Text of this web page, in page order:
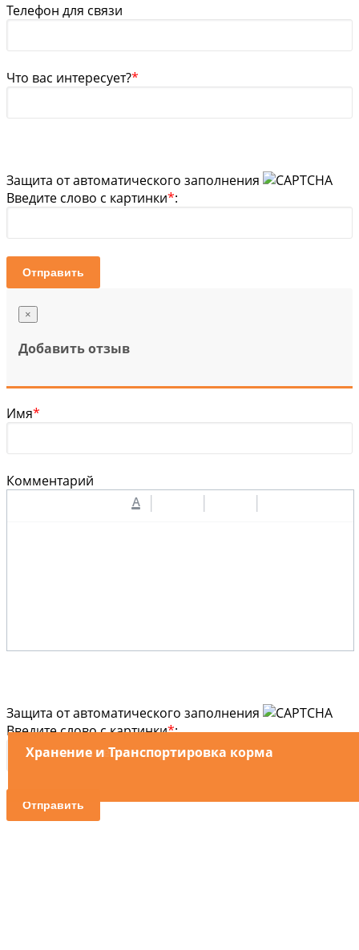
Автоматическое кормление
Хранение и Транспортировка корма
Телефон для связи
Что вас интересует?*
Защита от автоматического заполнения
Введите слово с картинки*:
Отправить
×
Добавить отзыв
Имя*
Комментарий
A
Защита от автоматического заполнения
Введите слово с картинки*:
Отправить